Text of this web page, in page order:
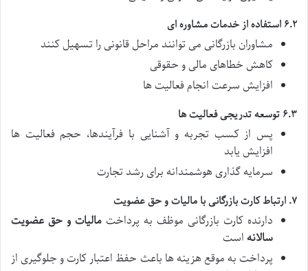
۶.۲ استفاده از خدمات مشاوره ای
مشاوران بازرگانی می توانند مراحل قانونی را تسهیل کنند
کاهش خطاهای مالی و حقوقی
افزایش سرعت انجام فعالیت ها
۶.۳ توسعه تدریجی فعالیت ها
پس از کسب تجربه و آشنایی با فرآیندها، حجم فعالیت ها
افزایش یابد
سرمایه گذاری هوشمندانه برای رشد تجارت
۷. ارتباط کارت بازرگانی با مالیات و حق عضویت
دارنده کارت بازرگانی موظف به پرداخت مالیات و حق عضویت
سالانهاست
پرداخت به موقع هزینه ها باعث حفظ اعتبار کارت و جلوگیری از